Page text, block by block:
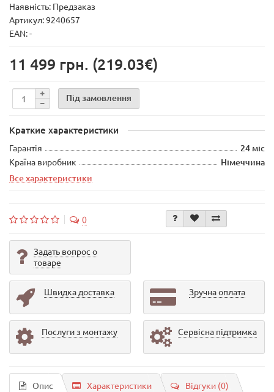
Наявність: Предзаказ
Артикул: 9240657
EAN: -
11 499 грн. (219.03€)
Під замовлення
Краткие характеристики
Гарантія 24 міс
Країна виробник
Німеччина
Все характеристики
0
Задать вопрос о
товаре
Швидка доставка Зручна оплата
Послуги з монтажу Сервісна підтримка
Опис Характеристики Відгуки (0)